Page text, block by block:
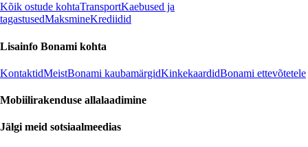
Kõik ostude kohtaTransportKaebused ja
tagastusedMaksmineKrediidid
Lisainfo Bonami kohta
KontaktidMeistBonami kaubamärgidKinkekaardidBonami ettevõtetele
Mobiilirakenduse allalaadimine
Jälgi meid sotsiaalmeedias